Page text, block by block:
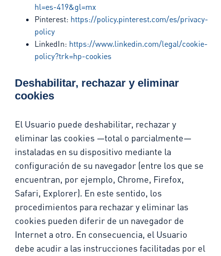
hl=es-419&gl=mx
Pinterest: https://policy.pinterest.com/es/privacy-
policy
LinkedIn: https://www.linkedin.com/legal/cookie-
policy?trk=hp-cookies
Deshabilitar, rechazar y eliminar
cookies
El Usuario puede deshabilitar, rechazar y
eliminar las cookies —total o parcialmente—
instaladas en su dispositivo mediante la
configuración de su navegador (entre los que se
encuentran, por ejemplo, Chrome, Firefox,
Safari, Explorer). En este sentido, los
procedimientos para rechazar y eliminar las
cookies pueden diferir de un navegador de
Internet a otro. En consecuencia, el Usuario
debe acudir a las instrucciones facilitadas por el